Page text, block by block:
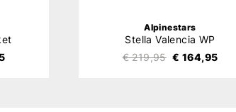
Alpinestars
Stella Valencia WP
€ 219,95 € 164,95